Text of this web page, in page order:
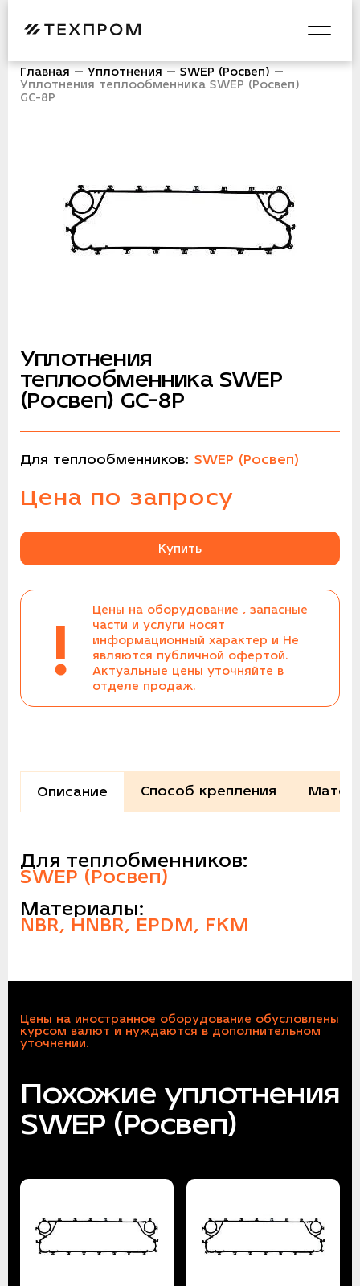
Главная Уплотнения
SWEP (Росвеп)
Уплотнения теплообменника SWEP (Росвеп)
GC-8P
Уплотнения
теплообменника SWEP
(Росвеп) GC-8P
Для теплообменников: SWEP (Росвеп)
Цена по запросу
Купить
!
Цены на оборудование , запасные
части и услуги носят
информационный характер и Не
являются публичной офертой.
Актуальные цены уточняйте в
отделе продаж.
Описание Способ крепления
Для теплобменников:
SWEP (Росвеп)
Материалы:
NBR, HNBR, EPDM, FKM
Цены на иностранное оборудование обусловлены
курсом валют и нуждаются в дополнительном
уточнении.
Похожие уплотнения
SWEP (Росвеп)